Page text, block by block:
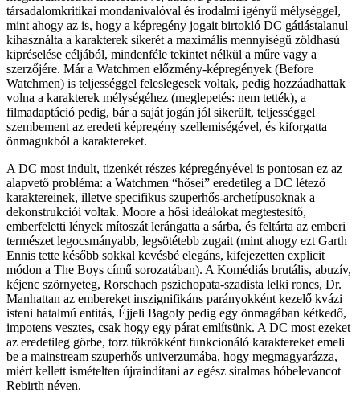
társadalomkritikai mondanivalóval és irodalmi igényű mélységgel,
mint ahogy az is, hogy a képregény jogait birtokló DC gátlástalanul
kihasználta a karakterek sikerét a maximális mennyiségű zöldhasú
kipréselése céljából, mindenféle tekintet nélkül a műre vagy a
szerzőjére. Már a Watchmen előzmény-képregények (Before
Watchmen) is teljességgel feleslegesek voltak, pedig hozzáadhattak
volna a karakterek mélységéhez (meglepetés: nem tették), a
filmadaptáció pedig, bár a saját jogán jól sikerült, teljességgel
szembement az eredeti képregény szellemiségével, és kiforgatta
önmagukból a karaktereket.
A DC most indult, tizenkét részes képregényével is pontosan ez az
alapvető probléma: a Watchmen “hősei” eredetileg a DC létező
karaktereinek, illetve specifikus szuperhős-archetípusoknak a
dekonstrukciói voltak. Moore a hősi ideálokat megtestesítő,
emberfeletti lények mítoszát lerángatta a sárba, és feltárta az emberi
természet legocsmányabb, legsötétebb zugait (mint ahogy ezt Garth
Ennis tette később sokkal kevésbé elegáns, kifejezetten explicit
módon a The Boys című sorozatában). A Komédiás brutális, abuzív,
kéjenc szörnyeteg, Rorschach pszichopata-szadista lelki roncs, Dr.
Manhattan az embereket inszignifikáns parányokként kezelő kvázi
isteni hatalmú entitás, Éjjeli Bagoly pedig egy önmagában kétkedő,
impotens vesztes, csak hogy egy párat említsünk. A DC most ezeket
az eredetileg görbe, torz tükrökként funkcionáló karaktereket emeli
be a mainstream szuperhős univerzumába, hogy megmagyarázza,
miért kellett ismételten újraindítani az egész siralmas hóbelevancot
Rebirth néven.